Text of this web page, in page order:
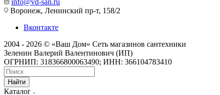
Воронеж, Ленинский пр-т, 158/2
Вконтакте
2004 - 2026 © «Ваш Дом» Сеть магазинов сантехники
Зеленин Валерий Валентинович (ИП)
ОГРНИП: 318366800063490; ИНН: 366104783410
Найти
Каталог